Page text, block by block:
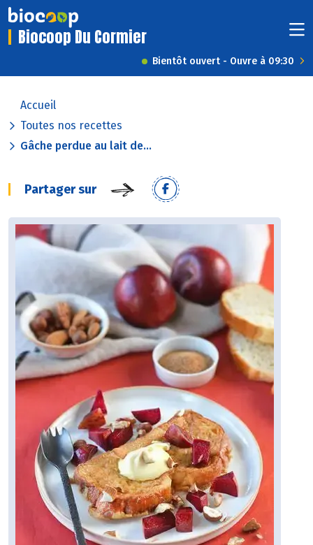
Biocoop Du Cormier
Bientôt ouvert - Ouvre à 09:30
Accueil
Toutes nos recettes
Gâche perdue au lait de...
Partager sur